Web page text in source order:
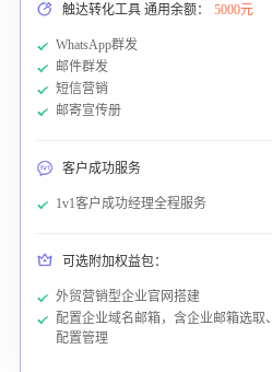
触达转化工具 通用余额： 5000元
WhatsApp群发
邮件群发
短信营销
邮寄宣传册
客户成功服务
1v1客户成功经理全程服务
可选附加权益包：
外贸营销型企业官网搭建
配置企业域名邮箱，含企业邮箱选取、
配置管理